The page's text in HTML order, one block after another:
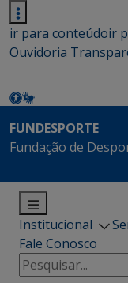
ir para conteúdoir
Ouvidoria
FUNDESPORTE
Fundação de
Institucional
Fale Conosco
Pesquisar